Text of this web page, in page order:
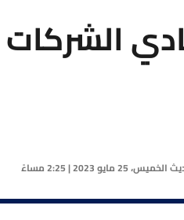
الخميس، 25 مايو 2023 | 2:25 مساءً